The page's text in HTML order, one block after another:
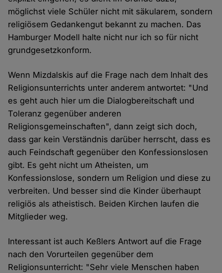
möglichst viele Schüler nicht mit säkularem, sondern
religiösem Gedankengut bekannt zu machen. Das
Hamburger Modell halte nicht nur ich so für nicht
grundgesetzkonform.
Wenn Mizdalskis auf die Frage nach dem Inhalt des
Religionsunterrichts unter anderem antwortet: "Und
es geht auch hier um die Dialogbereitschaft und
Toleranz gegenüber anderen
Religionsgemeinschaften", dann zeigt sich doch,
dass gar kein Verständnis darüber herrscht, dass es
auch Feindschaft gegenüber den Konfessionslosen
gibt. Es geht nicht um Atheisten, um
Konfessionslose, sondern um Religion und diese zu
verbreiten. Und besser sind die Kinder überhaupt
religiös als atheistisch. Beiden Kirchen laufen die
Mitglieder weg.
Interessant ist auch Keßlers Antwort auf die Frage
nach den Vorurteilen gegenüber dem
Religionsunterricht: "Sehr viele Menschen haben